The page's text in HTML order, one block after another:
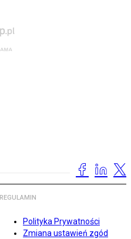
REGULAMIN
Polityka Prywatności
Zmiana ustawień zgód